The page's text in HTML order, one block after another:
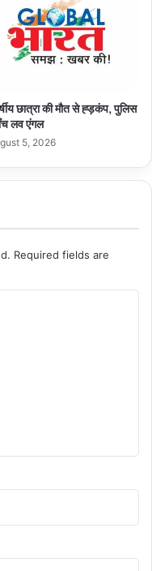
छात्रा की मौत से ह्ड़कंप, पुलिस
लव एंगल
5, 2026
Required fields are